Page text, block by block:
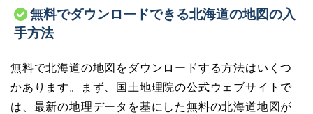
無料でダウンロードできる北海道の地図の入
手方法
無料で北海道の地図をダウンロードする方法はいくつ
かあります。まず、国土地理院の公式ウェブサイトで
は、最新の地理データを基にした無料の北海道地図が